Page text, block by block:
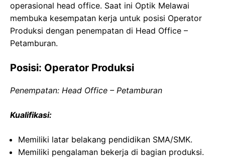
operasional head office. Saat ini Optik Melawai
membuka kesempatan kerja untuk posisi Operator
Produksi dengan penempatan di Head Office –
Petamburan.
Posisi: Operator Produksi
Penempatan: Head Office – Petamburan
Kualifikasi:
Memiliki latar belakang pendidikan SMA/SMK.
Memiliki pengalaman bekerja di bagian produksi.